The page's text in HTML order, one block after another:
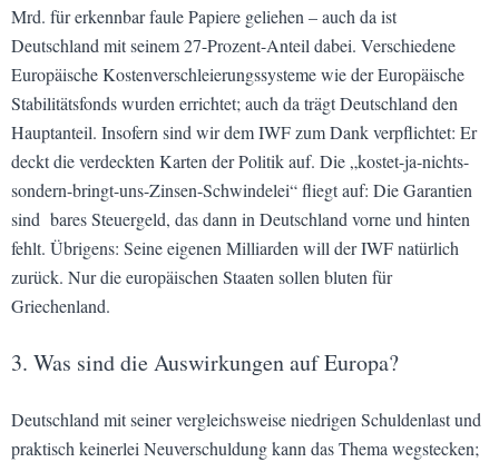
Mrd. für erkennbar faule Papiere geliehen – auch da ist
Deutschland mit seinem 27-Prozent-Anteil dabei. Verschiedene
Europäische Kostenverschleierungssysteme wie der Europäische
Stabilitätsfonds wurden errichtet; auch da trägt Deutschland den
Hauptanteil. Insofern sind wir dem IWF zum Dank verpflichtet: Er
deckt die verdeckten Karten der Politik auf. Die „kostet-ja-nichts-
sondern-bringt-uns-Zinsen-Schwindelei“ fliegt auf: Die Garantien
sind bares Steuergeld, das dann in Deutschland vorne und hinten
fehlt. Übrigens: Seine eigenen Milliarden will der IWF natürlich
zurück. Nur die europäischen Staaten sollen bluten für
Griechenland.
3. Was sind die Auswirkungen auf Europa?
Deutschland mit seiner vergleichsweise niedrigen Schuldenlast und
praktisch keinerlei Neuverschuldung kann das Thema wegstecken;